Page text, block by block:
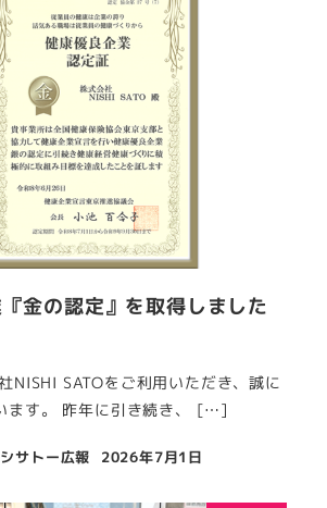
金の認定』を取得しました
NISHI SATOをご利用いただき、誠に
ます。 昨年に引き続き、 […]
サトー広報 2026年7月1日